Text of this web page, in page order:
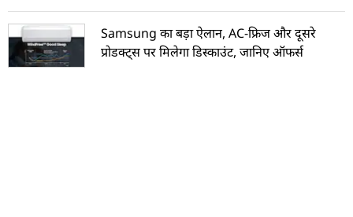
Samsung का बड़ा ऐलान, AC-फ्रिज और दूसरे
प्रोडक्ट्स पर मिलेगा डिस्काउंट, जानिए ऑफर्स